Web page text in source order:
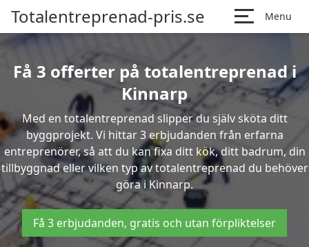
Totalentreprenad-pris.se Menu
Få 3 offerter på totalentreprenad i
Kinnarp
Med en totalentreprenad slipper du själv sköta ditt
byggprojekt. Vi hittar 3 erbjudanden från erfarna
entreprenörer, så att du kan fixa ditt kök, ditt badrum, din
tillbyggnad eller vilken typ av totalentreprenad du behöver
göra i Kinnarp.
Få 3 erbjudanden, gratis och utan förpliktelser